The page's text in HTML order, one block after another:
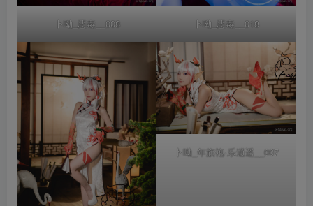
卜呦_恶毒__008 卜呦_恶毒__018
卜呦_年旗袍·乐逍遥__007